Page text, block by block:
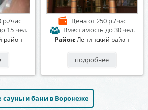
р./час
15 чел.
район
Ценаот 250 р./час
Вместимость до 30 чел.
Район:Ленинский район
подробнее
сауны и бани в Воронеже